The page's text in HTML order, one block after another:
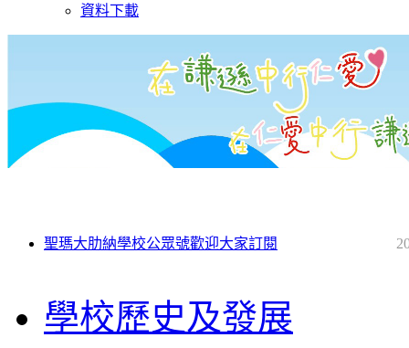
資料下載
聖瑪大肋納學校公眾號歡迎大家訂閱
學校歷史及發展